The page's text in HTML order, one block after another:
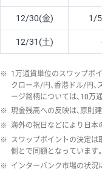
12/30(金) 1/
12/31(土)
※ 1万通貨単位のスワップポ
クローネ/円、香港ドル/円
ージ銘柄については、10万
※ 現金残高への反映は、原則
※ 海外の祝日などにより日本
※ スワップポイントの決定は
側とで同額となっています。
※ インターバンク市場の状況